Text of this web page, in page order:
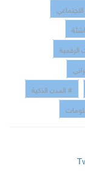
# المدن الذكية